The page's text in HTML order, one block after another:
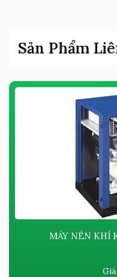
Sản Phẩm
MÁY NÉN KHÍ